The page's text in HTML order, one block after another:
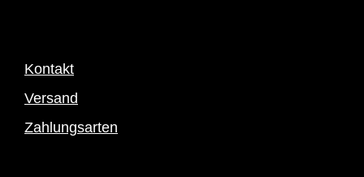
Kontakt
Versand
Zahlungsarten